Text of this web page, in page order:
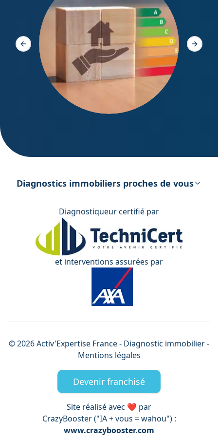
énergétique
Slide précédente Slide
Diagnostics immobiliers proches de vous
Diagnostiqueur certifié par
et interventions assurées par
©2026Activ'Expertise France- Diagnostic immobilier -
Mentions légales
Devenir franchisé
Site réalisé avec ❤️ par
CrazyBooster ("IA + vous = wahou") :
www.crazybooster.com